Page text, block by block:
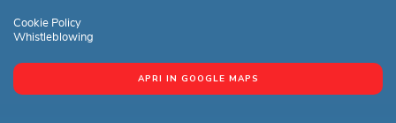
Cookie Policy
Whistleblowing
APRI IN GOOGLE MAPS